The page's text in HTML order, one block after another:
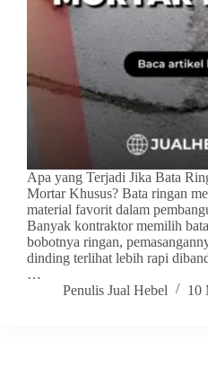
Apa yang Terjadi Jika Bata
Mortar Khusus? Bata ringan
material favorit dalam
Banyak kontraktor memilih
bobotnya ringan,
dinding terlihat lebih rapi
…
Penulis Jual Hebel
10